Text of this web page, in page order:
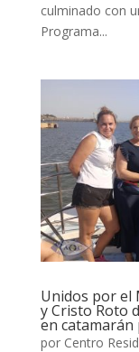
culminado con
Programa...
Unidos por el
y Cristo Roto
en catamarán
por Centro